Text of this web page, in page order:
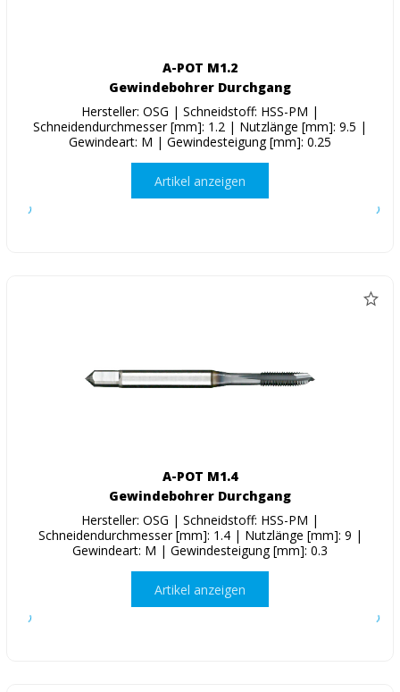
A-POT M1.2
Gewindebohrer Durchgang
Hersteller: OSG | Schneidstoff: HSS-PM |
Schneidendurchmesser [mm]: 1.2 | Nutzlänge [mm]: 9.5 |
Gewindeart: M | Gewindesteigung [mm]: 0.25
Artikel anzeigen
A-POT M1.4
Gewindebohrer Durchgang
Hersteller: OSG | Schneidstoff: HSS-PM |
Schneidendurchmesser [mm]: 1.4 | Nutzlänge [mm]: 9 |
Gewindeart: M | Gewindesteigung [mm]: 0.3
Artikel anzeigen